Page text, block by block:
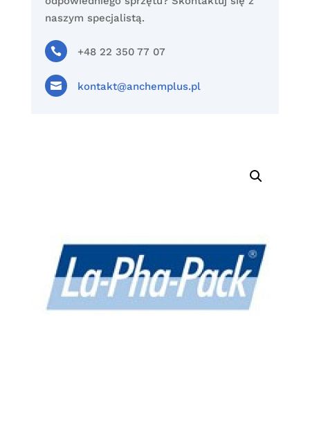
naszym specjalistą.
 +48 22 350 77 07
 kontakt@anchemplus.pl